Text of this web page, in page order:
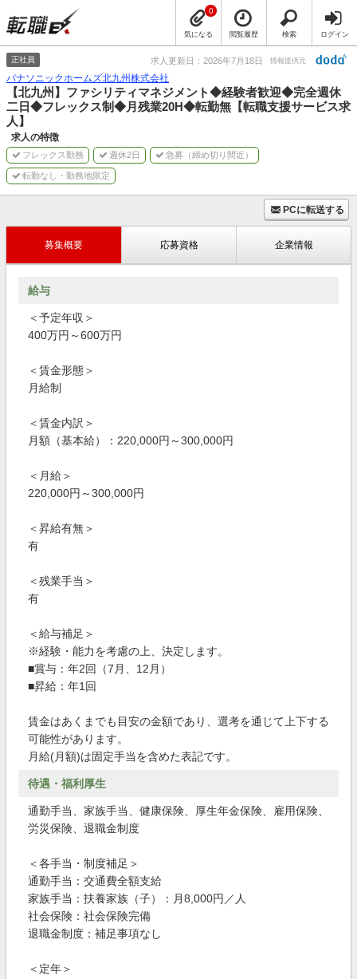
気になる
0
閲覧履歴 検索 ログイン
正社員 求人更新日：2026年7月18日 情報提供元
パナソニックホームズ北九州株式会社
【北九州】ファシリティマネジメント◆経験者歓迎◆完全週休
二日◆フレックス制◆月残業20H◆転勤無【転職支援サービス求
人】
求人の特徴
フレックス勤務 週休2日 急募（締め切り間近）
転勤なし・勤務地限定
PCに転送する
募集概要 応募資格 企業情報
給与
＜予定年収＞
400万円～600万円
＜賃金形態＞
月給制
＜賃金内訳＞
月額（基本給）：220,000円～300,000円
＜月給＞
220,000円～300,000円
＜昇給有無＞
有
＜残業手当＞
有
＜給与補足＞
※経験・能力を考慮の上、決定します。
■賞与：年2回（7月、12月）
■昇給：年1回
賃金はあくまでも目安の金額であり、選考を通じて上下する
可能性があります。
月給(月額)は固定手当を含めた表記です。
待遇・福利厚生
通勤手当、家族手当、健康保険、厚生年金保険、雇用保険、
労災保険、退職金制度
＜各手当・制度補足＞
通勤手当：交通費全額支給
家族手当：扶養家族（子）：月8,000円／人
社会保険：社会保険完備
退職金制度：補足事項なし
＜定年＞